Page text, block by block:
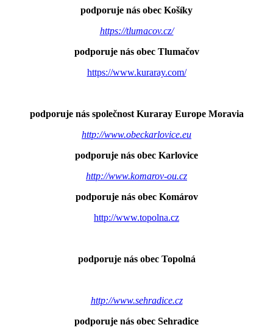
podporuje nás obec Košíky
https://tlumacov.cz/
podporuje nás obec Tlumačov
https://www.kuraray.com/
podporuje nás společnost Kuraray Europe Moravia
http://www.obeckarlovice.eu
podporuje nás obec Karlovice
http://www.komarov-ou.cz
podporuje nás obec Komárov
http://www.topolna.cz
podporuje nás obec Topolná
http://www.sehradice.cz
podporuje nás obec Sehradice